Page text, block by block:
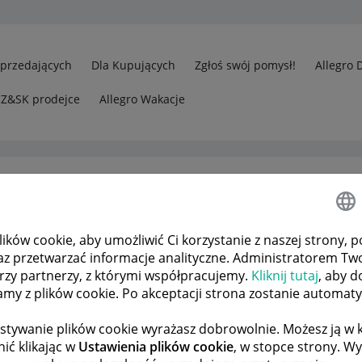
cookie, aby umożliwić Ci korzystanie z naszej strony,
przetwarzać informacje analityczne. Administratorem
partnerzy, z którymi współpracujemy. Kliknij tutaj, aby
z plików cookie. Po akceptacji strona zostanie
plików cookie wyrażasz dobrowolnie. Możesz ją w
klikając wUstawienia plików cookie, w stopce strony.
Dla Kupujących Zgłoś swój pomysł! Allegro
prodejce Allegro Wakacje
Kupujący żąda zwrotu pieniędzy, ale przesyłka jeszcze
POPRZEDNIA NASTĘPNA